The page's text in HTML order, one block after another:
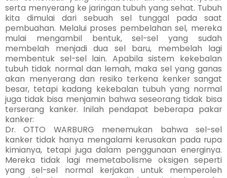
serta menyerang ke jaringan tubuh yang sehat. Tubuh
kita dimulai dari sebuah sel tunggal pada saat
pembuahan. Melalui proses pembelahan sel, mereka
mulai mengambil bentuk, sel-sel yang sudah
membelah menjadi dua sel baru, membelah lagi
membentuk sel-sel lain. Apabila sistem kekebalan
tubuh tidak normal dan lemah, maka sel yang ganas
akan menyerang dan resiko terkena kenker sangat
besar, tetapi kadang kekebalan tubuh yang normal
juga tidak bisa menjamin bahwa seseorang tidak bisa
terserang kanker. Inilah pendapat beberapa pakar
kanker:
Dr. OTTO WARBURG menemukan bahwa sel-sel
kanker tidak hanya mengalami kerusakan pada rupa
kimianya, tetapi juga dalam penggunaan energinya.
Mereka tidak lagi memetabolisme oksigen seperti
yang sel-sel normal kerjakan untuk memperoleh